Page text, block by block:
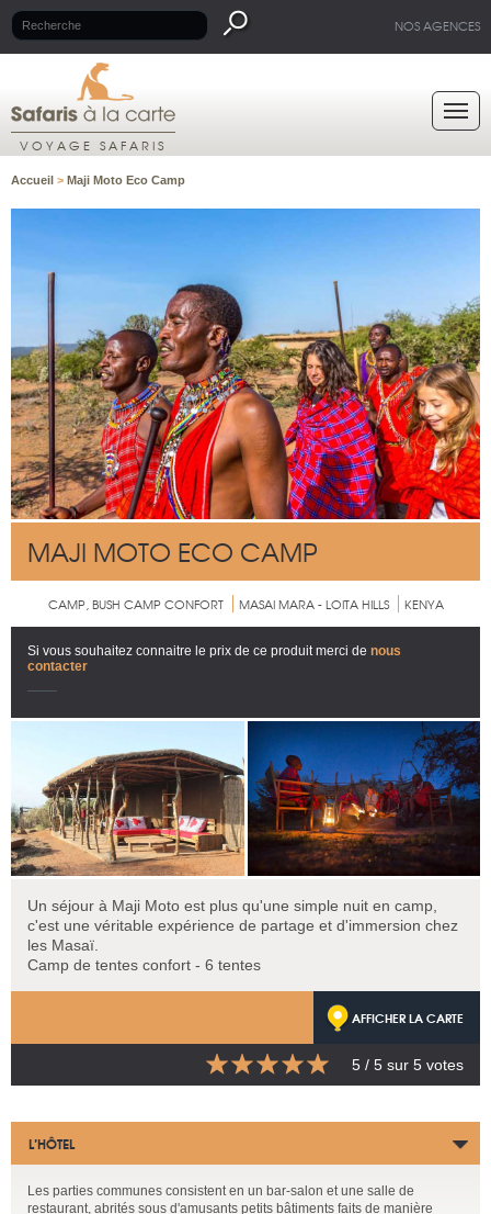
NOS AGENCES
VOYAGE SAFARIS
Accueil > Maji Moto Eco Camp
MAJI MOTO ECO CAMP
CAMP, BUSH CAMP CONFORT MASAI MARA - LOITA HILLS KENYA
Si vous souhaitez connaitre le prix de ce produit merci de nous
contacter
Un séjour à Maji Moto est plus qu'une simple nuit en camp,
c'est une véritable expérience de partage et d'immersion chez
les Masaï.
Camp de tentes confort - 6 tentes
AFFICHER LA CARTE
5 / 5 sur 5 votes
L’HÔTEL
Les parties communes consistent en un bar-salon et une salle de
restaurant, abrités sous d'amusants petits bâtiments faits de manière